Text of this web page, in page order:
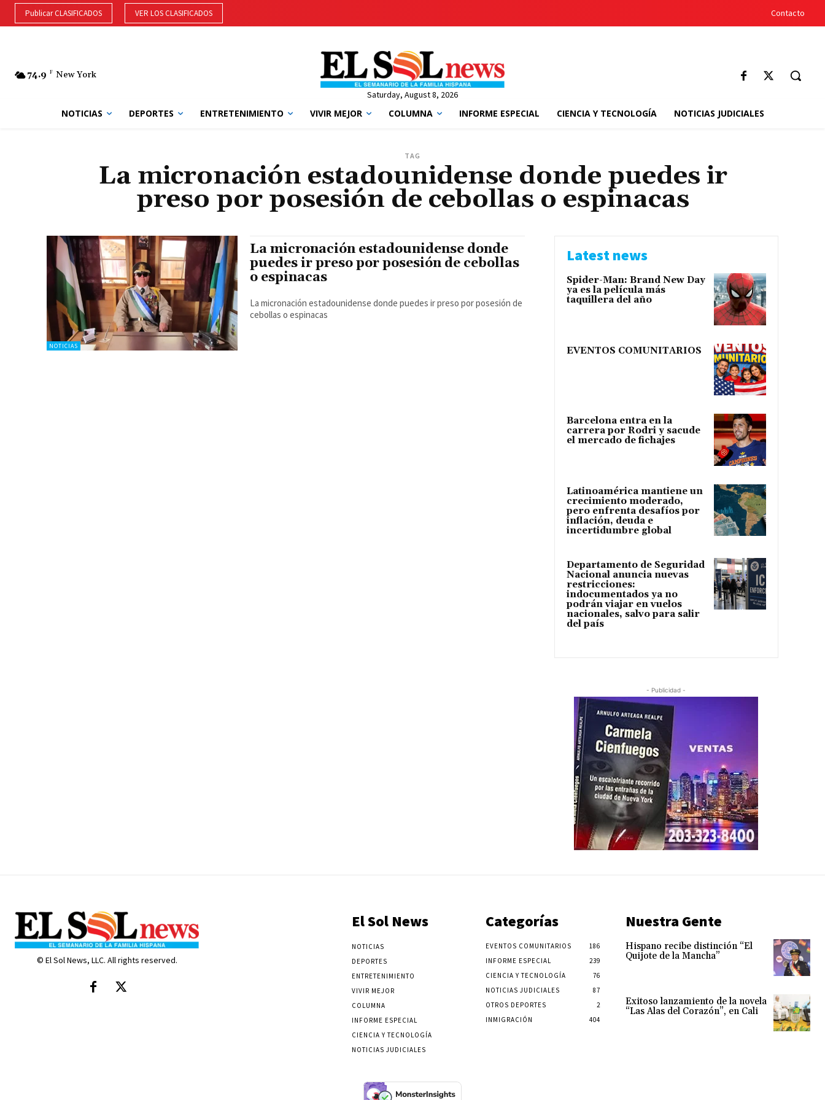
Publicar CLASIFICADOS VER LOS CLASIFICADOS Contacto
74.9 F New York
Saturday, August 8, 2026
NOTICIAS DEPORTES ENTRETENIMIENTO VIVIR MEJOR COLUMNA INFORME ESPECIAL CIENCIA Y TECNOLOGÍA NOTICIAS JUDICIALES
TAG
La micronación estadounidense donde puedes ir
preso por posesión de cebollas o espinacas
NOTICIAS
La micronación estadounidense donde
puedes ir preso por posesión de cebollas
o espinacas
La micronación estadounidense donde puedes ir preso por posesión de
cebollas o espinacas
Latest news
Spider-Man: Brand New Day
ya es la película más
taquillera del año
EVENTOS COMUNITARIOS
Barcelona entra en la
carrera por Rodri y sacude
el mercado de fichajes
Latinoamérica mantiene un
crecimiento moderado,
pero enfrenta desafíos por
inflación, deuda e
incertidumbre global
Departamento de Seguridad
Nacional anuncia nuevas
restricciones:
indocumentados ya no
podrán viajar en vuelos
nacionales, salvo para salir
del país
- Publicidad -
© El Sol News, LLC. All rights reserved.
El Sol News
NOTICIAS
DEPORTES
ENTRETENIMIENTO
VIVIR MEJOR
COLUMNA
INFORME ESPECIAL
CIENCIA Y TECNOLOGÍA
NOTICIAS JUDICIALES
Categorías
EVENTOS COMUNITARIOS
186
INFORME ESPECIAL
239
CIENCIA Y TECNOLOGÍA
76
NOTICIAS JUDICIALES
87
OTROS DEPORTES
2
INMIGRACIÓN
404
Nuestra Gente
Hispano recibe distinción “El
Quijote de la Mancha”
Exitoso lanzamiento de la novela
“Las Alas del Corazón”, en Cali